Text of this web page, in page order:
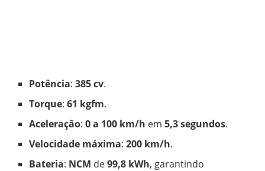
Potência:385 cv.
Torque:61 kgfm.
Aceleração:0 a 100 km/h em5,3 segundos.
Velocidade máxima:200 km/h.
Bateria: NCM de99,8 kWh, garantindo